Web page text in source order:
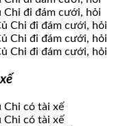
Chi đi đám cưới, hỏi
Chi đi đám cưới, hỏi
Chi đi đám cưới, hỏi
Chi đi đám cưới, hỏi
Chi có tài xế
Chi có tài xế